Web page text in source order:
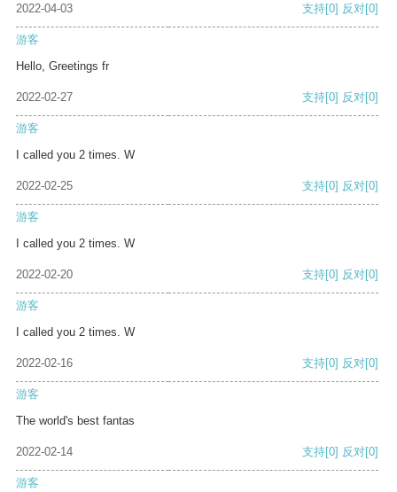
2022-04-03 支持[0] 反对[0]
游客
Hello, Greetings fr
2022-02-27 支持[0] 反对[0]
游客
I called you 2 times. W
2022-02-25 支持[0] 反对[0]
游客
I called you 2 times. W
2022-02-20 支持[0] 反对[0]
游客
I called you 2 times. W
2022-02-16 支持[0] 反对[0]
游客
The world's best fantas
2022-02-14 支持[0] 反对[0]
游客